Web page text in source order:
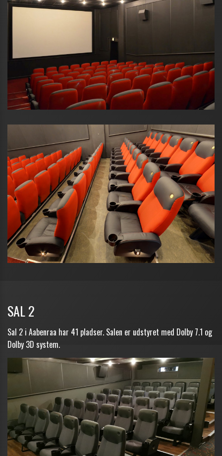
SAL 2
Sal 2 i Aabenraa har 41 pladser. Salen er udstyret med Dolby 7.1 og
Dolby 3D system.